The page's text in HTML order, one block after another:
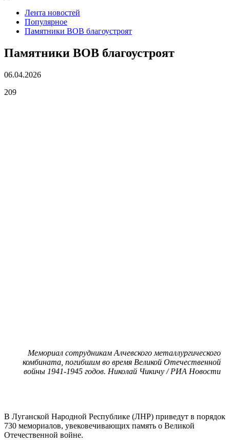
Лента новостей
Популярное
Памятники ВОВ благоустроят
Памятники ВОВ благоустроят
06.04.2026
209
Мемориал сотрудникам Алчевского металлургического
комбината, погибшим во время Великой Отечественной
войны 1941-1945 годов. Николай Чикичу / РИА Новости
В Луганской Народной Республике (ЛНР) приведут в порядок
730 мемориалов, увековечивающих память о Великой
Отечественной войне.